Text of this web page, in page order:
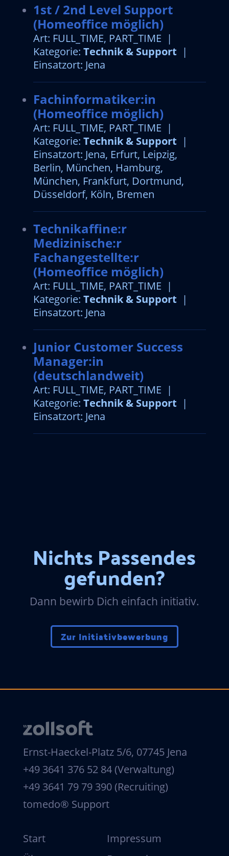
1st / 2nd Level Support
(Homeoffice möglich)
Art: FULL_TIME, PART_TIME |
Kategorie: Technik & Support |
Einsatzort: Jena
Fachinformatiker:in
(Homeoffice möglich)
Art: FULL_TIME, PART_TIME |
Kategorie: Technik & Support |
Einsatzort: Jena, Erfurt, Leipzig,
Berlin, München, Hamburg,
München, Frankfurt, Dortmund,
Düsseldorf, Köln, Bremen
Technikaffine:r
Medizinische:r
Fachangestellte:r
(Homeoffice möglich)
Art: FULL_TIME, PART_TIME |
Kategorie: Technik & Support |
Einsatzort: Jena
Junior Customer Success
Manager:in
(deutschlandweit)
Art: FULL_TIME, PART_TIME |
Kategorie: Technik & Support |
Einsatzort: Jena
Nichts Passendes
gefunden?
Dann bewirb Dich einfach initiativ.
Zur Initiativbewerbung
Ernst-Haeckel-Platz 5/6, 07745 Jena
+49 3641 376 52 84 (Verwaltung)
+49 3641 79 79 390 (Recruiting)
tomedo® Support
Start
Impressum